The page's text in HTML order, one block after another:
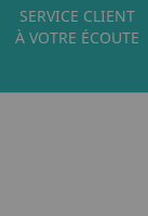
SERVICE CLIENT
À VOTRE ÉCOUTE